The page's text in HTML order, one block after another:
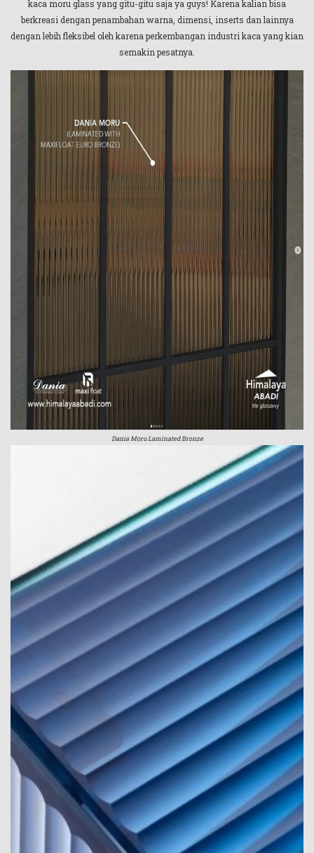
kaca moru glass yang gitu-gitu saja ya guys! Karena kalian bisa
berkreasi dengan penambahan warna, dimensi, inserts dan lainnya
dengan lebih fleksibel oleh karena perkembangan industri kaca yang kian
semakin pesatnya.
Dania Moru Laminated Bronze